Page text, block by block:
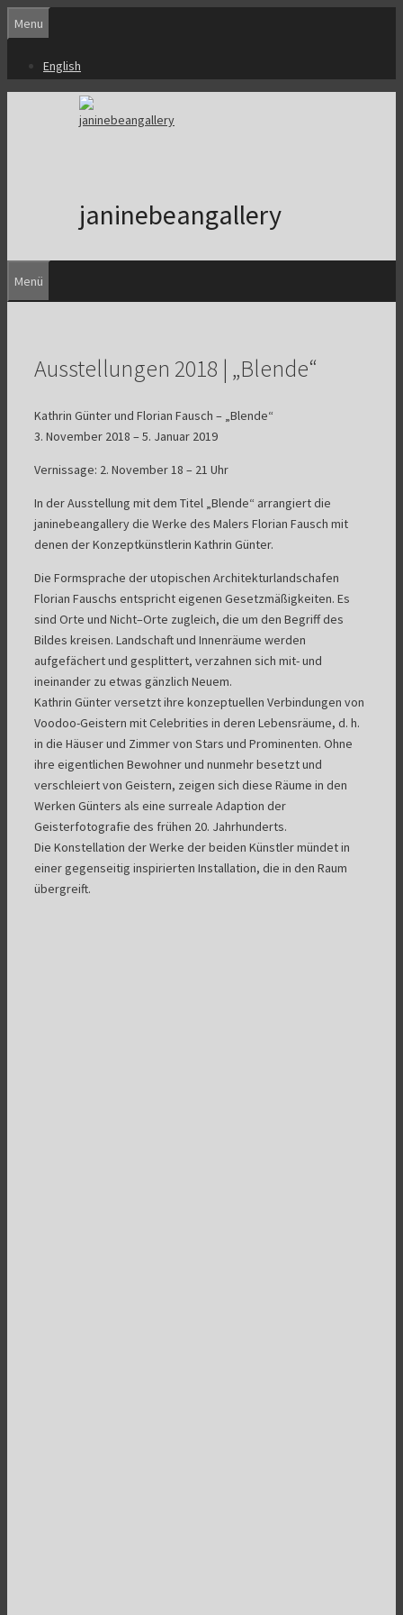
Zum
Inhalt
Menu
English
janinebeangallery
Menü
Ausstellungen 2018 | „Blende“
Kathrin Günter und Florian Fausch – „Blende“
3. November 2018 – 5. Januar 2019
Vernissage: 2. November 18 – 21 Uhr
In der Ausstellung mit dem Titel „Blende“ arrangiert die
janinebeangallery die Werke des Malers Florian Fausch mit
denen der Konzeptkünstlerin Kathrin Günter.
Die Formsprache der utopischen Architekturlandschafen
Florian Fauschs entspricht eigenen Gesetzmäßigkeiten. Es
sind Orte und Nicht–Orte zugleich, die um den Begriff des
Bildes kreisen. Landschaft und Innenräume werden
aufgefächert und gesplittert, verzahnen sich mit- und
ineinander zu etwas gänzlich Neuem.
Kathrin Günter versetzt ihre konzeptuellen Verbindungen von
Voodoo-Geistern mit Celebrities in deren Lebensräume, d. h.
in die Häuser und Zimmer von Stars und Prominenten. Ohne
ihre eigentlichen Bewohner und nunmehr besetzt und
verschleiert von Geistern, zeigen sich diese Räume in den
Werken Günters als eine surreale Adaption der
Geisterfotografie des frühen 20. Jahrhunderts.
Die Konstellation der Werke der beiden Künstler mündet in
einer gegenseitig inspirierten Installation, die in den Raum
übergreift.